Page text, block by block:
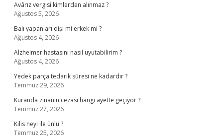
Avârız vergisi kimlerden alınmaz ?
Ağustos 5, 2026
Balı yapan arı dişi mi erkek mi ?
Ağustos 4, 2026
Alzheimer hastasını nasıl uyutabilirim ?
Ağustos 4, 2026
Yedek parça tedarik süresi ne kadardır ?
Temmuz 29, 2026
Kuranda zinanın cezası hangi ayette geçiyor ?
Temmuz 27, 2026
Kilis neyi ile ünlü ?
Temmuz 25, 2026